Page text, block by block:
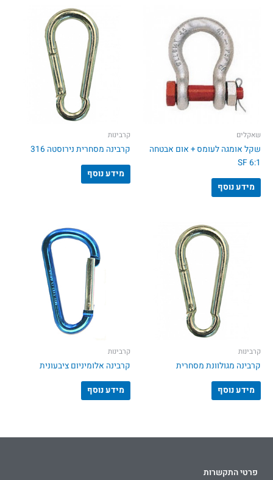
שאקלים
שקל אומגה לעומס + אום אבטחה
6:1 SF
מידע נוסף
קרבינות
קרבינה מסחרית נירוסטה 316
מידע נוסף
קרבינות
קרבינה מגולוונת מסחרית
מידע נוסף
קרבינות
קרבינה אלומיניום ציבעונית
מידע נוסף
פרטי התקשרות